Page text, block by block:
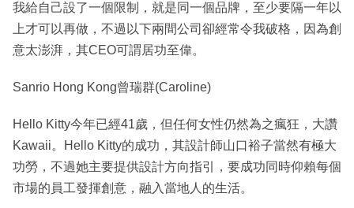
我給自己設了一個限制，就是同一個品牌，至少要隔一年以
上才可以再做，不過以下兩間公司卻經常令我破格，因為創
意太澎湃，其CEO可謂居功至偉。
Sanrio Hong Kong曾瑞群(Caroline)
Hello Kitty今年已經41歲，但任何女性仍然為之瘋狂，大讚
Kawaii。Hello Kitty的成功，其設計師山口裕子當然有極大
功勞，不過她主要提供設計方向指引，要成功同時仰賴每個
市場的員工發揮創意，融入當地人的生活。